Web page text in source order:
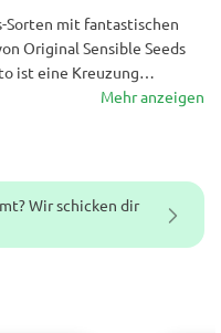
Wir schicken dir
Sorten mit fantastischen
Original Sensible Seeds
ist eine Kreuzung
Auto und eine
Aussaat bis Ernte bis zu
einbringt.
Mehr anzeigen